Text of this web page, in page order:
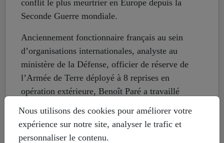
conflit le plus meurtrier en Europe depuis la
Seconde Guerre mondiale.
Anciennement fonctionnaire français au sein
d’organisations internationales, analyste au
ministère de la Défense, officier de réserve de
l’Armée de Terre déployé à 8 reprises en
opération extérieure, Benoît Paré a travaillé
pendant de nombreuses années dans quelques-
unes des principales zones de crise internationale
de ces trois dernières décennies (ex-Yougoslavie,
Nous utilisons des cookies pour améliorer votre
expérience sur notre site, analyser le trafic et
personnaliser le contenu.